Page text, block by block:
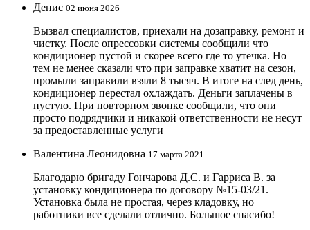
Денис 02 июня 2026
Вызвал специалистов, приехали на дозаправку, ремонт и
чистку. После опрессовки системы сообщили что
кондиционер пустой и скорее всего где то утечка. Но
тем не менее сказали что при заправке хватит на сезон,
промыли заправили взяли 8 тысяч. В итоге на след день,
кондиционер перестал охлаждать. Деньги заплачены в
пустую. При повторном звонке сообщили, что они
просто подрядчики и никакой ответственности не несут
за предоставленные услуги
Валентина Леонидовна 17 марта 2021
Благодарю бригаду Гончарова Д.С. и Гарриса В. за
установку кондиционера по договору №15-03/21.
Установка была не простая, через кладовку, но
работники все сделали отлично. Большое спасибо!